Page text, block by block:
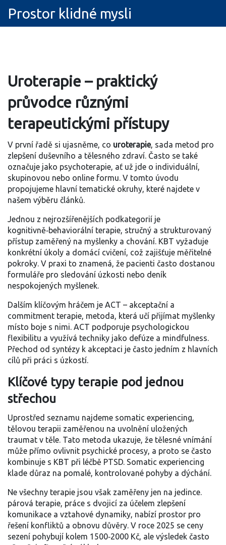
Prostor klidné mysli
Uroterapie – praktický
průvodce různými
terapeutickými přístupy
V první řadě si ujasněme, co uroterapie, sada metod pro
zlepšení duševního a tělesného zdraví. Často se také
označuje jako psychoterapie, ať už jde o individuální,
skupinovou nebo online formu. V tomto úvodu
propojujeme hlavní tematické okruhy, které najdete v
našem výběru článků.
Jednou z nejrozšířenějších podkategorií je
kognitivně‑behaviorální terapie, stručný a strukturovaný
přístup zaměřený na myšlenky a chování. KBT vyžaduje
konkrétní úkoly a domácí cvičení, což zajišťuje měřitelné
pokroky. V praxi to znamená, že pacienti často dostanou
formuláře pro sledování úzkosti nebo deník
nespokojených myšlenek.
Dalším klíčovým hráčem je ACT – akceptační a
commitment terapie, metoda, která učí přijímat myšlenky
místo boje s nimi. ACT podporuje psychologickou
flexibilitu a využívá techniky jako defúze a mindfulness.
Přechod od syntézy k akceptaci je často jedním z hlavních
cílů při práci s úzkostí.
Klíčové typy terapie pod jednou
střechou
Uprostřed seznamu najdeme somatic experiencing,
tělovou terapii zaměřenou na uvolnění uložených
traumat v těle. Tato metoda ukazuje, že tělesné vnímání
může přímo ovlivnit psychické procesy, a proto se často
kombinuje s KBT při léčbě PTSD. Somatic experiencing
klade důraz na pomalé, kontrolované pohyby a dýchání.
Ne všechny terapie jsou však zaměřeny jen na jedince.
párová terapie, práce s dvojicí za účelem zlepšení
komunikace a vztahové dynamiky, nabízí prostor pro
řešení konfliktů a obnovu důvěry. V roce 2025 se ceny
sezení pohybují kolem 1500‑2000 Kč, ale výsledek často